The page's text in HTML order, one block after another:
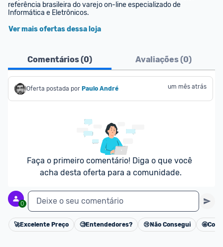
referência brasileira do varejo on-line especializado de
Informática e Eletrônicos.
Ver mais ofertas dessa loja
Comentários (0) Avaliações (0)
Oferta postada por Paulo André um mês atrás
Faça o primeiro comentário! Diga o que você
acha desta oferta para a comunidade.
0 Deixe o seu comentário
Cancelar
🚀Excelente Preço 🧐Entendedores? 😢 Não Consegui 🤩